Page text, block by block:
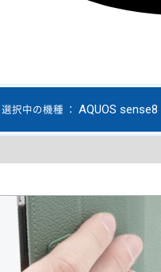
選択中の機種 ： AQUOS sense8